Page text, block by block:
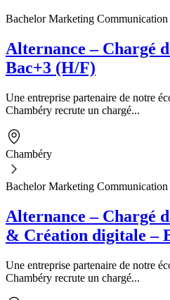
Bachelor Marketing Communication
Alternance – Chargé
Bac+3 (H/F)
Une entreprise partenaire de notre
Chambéry recrute un chargé...
Chambéry
Bachelor Marketing Communication
Alternance – Chargé
& Création digitale –
Une entreprise partenaire de notre
Chambéry recrute un chargé...